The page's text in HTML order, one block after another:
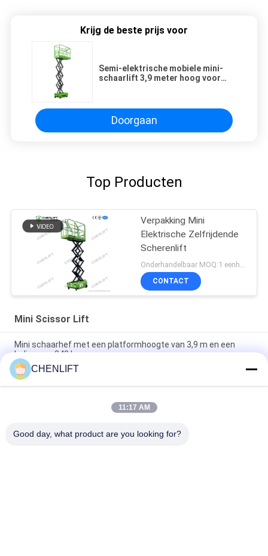
Krijg de beste prijs voor
Semi-elektrische mobiele mini-
schaarlift 3,9 meter hoog voor
Doorgaan
Top Producten
Verpakking Mini
Elektrische Zelfrijdende
Scherenlift
CONTACT
Mini Scissor Lift
Mini schaarhef met een platformhoogte van 3,9 m en een
lading van 240 kg
MX300S 3m 240kg Laadvermogen Mini Model Zelfrijdende
Schaarhoogwerker Met Hydraulische Draaiwiel
MK390 3,9m 240kg Laadvermogen Schaarhoogwerker Mini
CHENLIFT
11:17 AM
Good day, what product are you looking for?